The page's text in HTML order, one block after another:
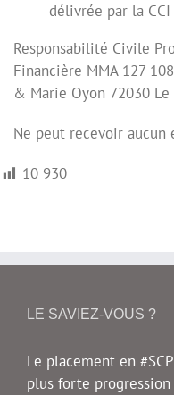
délivrée par la
Responsabilité Civile
Financière MMA 127
& Marie Oyon 72030 Le
Ne peut recevoir aucun
10 930
LE SAVIEZ-VOUS ?
Le placement en
plus forte